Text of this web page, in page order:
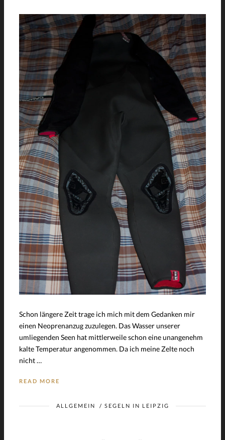
Schon längere Zeit trage ich mich mit dem Gedanken mir
einen Neoprenanzug zuzulegen. Das Wasser unserer
umliegenden Seen hat mittlerweile schon eine unangenehm
kalte Temperatur angenommen. Da ich meine Zelte noch
nicht …
READ MORE
ALLGEMEIN / SEGELN IN LEIPZIG